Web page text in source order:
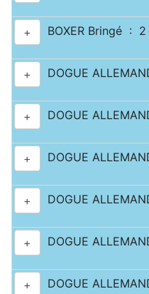
+ BOXER Bringé : 2
+ DOGUE
+ DOGUE
+ DOGUE
+ DOGUE
+ DOGUE
+ DOGUE